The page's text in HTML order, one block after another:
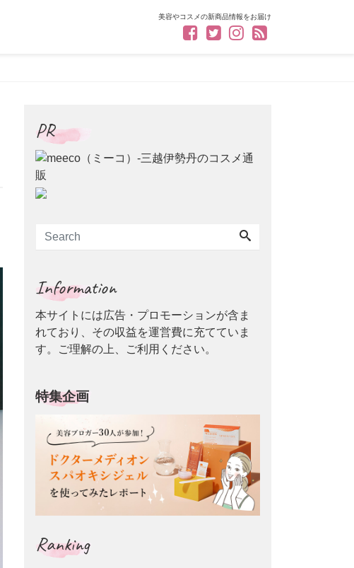
美容やコスメの新商品情報をお届け
PR
Information
本サイトには広告・プロモーションが含ま
れており、その収益を運営費に充てていま
す。ご理解の上、ご利用ください。
特集企画
Ranking